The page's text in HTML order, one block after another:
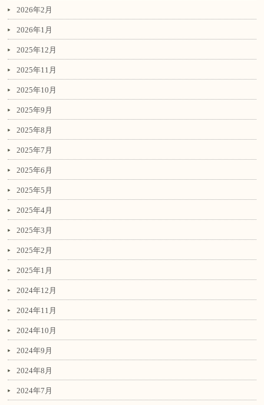
2026年2月
2026年1月
2025年12月
2025年11月
2025年10月
2025年9月
2025年8月
2025年7月
2025年6月
2025年5月
2025年4月
2025年3月
2025年2月
2025年1月
2024年12月
2024年11月
2024年10月
2024年9月
2024年8月
2024年7月